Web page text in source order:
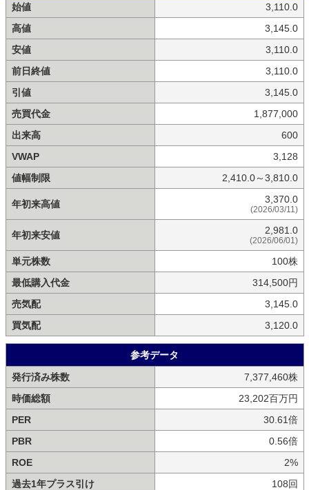
始値
3,110.0
高値
3,145.0
安値
3,110.0
前日終値
3,110.0
引値
3,145.0
売買代金
1,877,000
出来高
600
VWAP
3,128
値幅制限
2,410.0～3,810.0
年初来高値 3,370.0
(2026/03/11)
年初来安値 2,981.0
(2026/06/01)
単元株数
100株
最低購入代金
314,500円
売気配
3,145.0
買気配
3,120.0
参考データ
発行済み株数
7,377,460株
時価総額
23,202百万円
PER
30.61倍
PBR
0.56倍
ROE
2%
過去1年プラス引け
108回